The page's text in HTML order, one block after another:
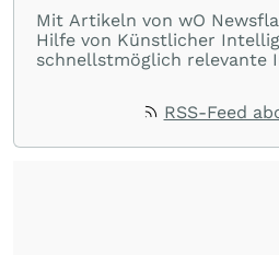
Mit Artikeln von wO
Hilfe von Künstlicher
schnellstmöglich relevante
Ereignissen rund um
RSS-Feed